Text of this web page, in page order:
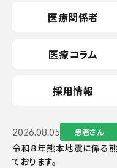
医療関係者
医療コラム
採用情報
2026.08.05 患者さん
令和８年熊本地震に係る
ております。